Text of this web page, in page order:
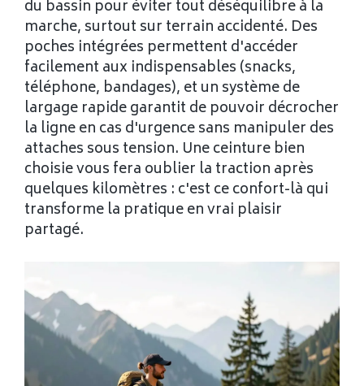
du bassin pour éviter tout déséquilibre à la
marche, surtout sur terrain accidenté. Des
poches intégrées permettent d'accéder
facilement aux indispensables (snacks,
téléphone, bandages), et un système de
largage rapide garantit de pouvoir décrocher
la ligne en cas d'urgence sans manipuler des
attaches sous tension. Une ceinture bien
choisie vous fera oublier la traction après
quelques kilomètres : c'est ce confort-là qui
transforme la pratique en vrai plaisir
partagé.